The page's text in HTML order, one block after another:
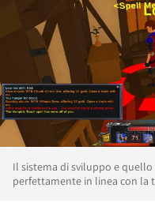
Il sistema di sviluppo e
perfettamente in linea con la